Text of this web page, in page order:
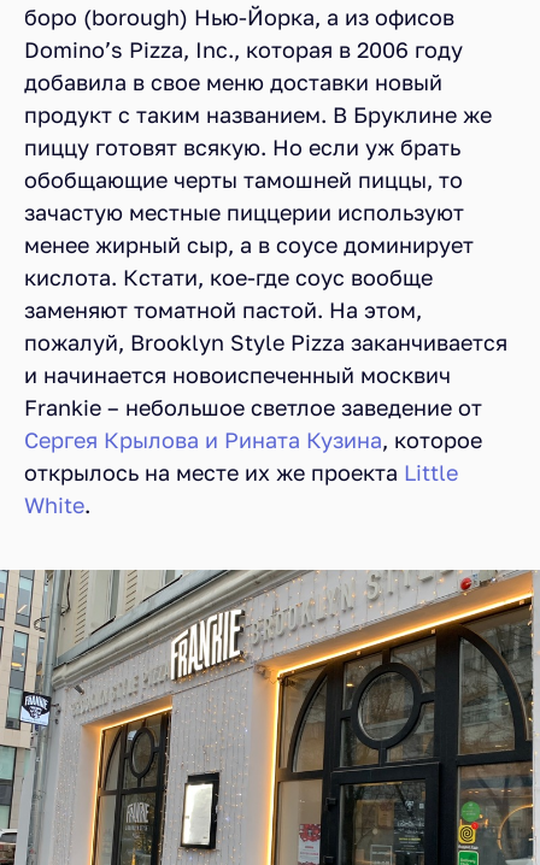
боро (borough) Нью-Йорка, а из офисов
Domino’s Pizza, Inc., которая в 2006 году
добавила в свое меню доставки новый
продукт с таким названием. В Бруклине же
пиццу готовят всякую. Но если уж брать
обобщающие черты тамошней пиццы, то
зачастую местные пиццерии используют
менее жирный сыр, а в соусе доминирует
кислота. Кстати, кое-где соус вообще
заменяют томатной пастой. На этом,
пожалуй, Brooklyn Style Pizza заканчивается
и начинается новоиспеченный москвич
Frankie – небольшое светлое заведение от
Сергея Крылова и Рината Кузина, которое
открылось на месте их же проекта Little
White.